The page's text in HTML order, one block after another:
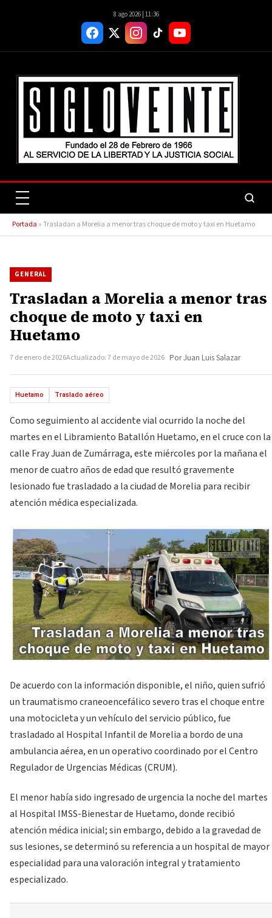
8 ago 2026 | 11:36
Portada »Trasladan a Morelia a menor tras choque de moto y taxi en Huetamo
GENERAL
Trasladan a Morelia a menor tras
choque de moto y taxi en
Huetamo
7 de enero de 2026Actualizado: 7 de mayo de 2026 Por Juan Luis Salazar
Huetamo Traslado aéreo
Como seguimiento al accidente vial ocurrido la noche del
martes en el Libramiento Batallón Huetamo, en el cruce con la
calle Fray Juan de Zumárraga, este miércoles por la mañana el
menor de cuatro años de edad que resultó gravemente
lesionado fue trasladado a la ciudad de Morelia para recibir
atención médica especializada.
De acuerdo con la información disponible, el niño, quien sufrió
un traumatismo craneoencefálico severo tras el choque entre
una motocicleta y un vehículo del servicio público, fue
trasladado al Hospital Infantil de Morelia a bordo de una
ambulancia aérea, en un operativo coordinado por el Centro
Regulador de Urgencias Médicas (CRUM).
El menor había sido ingresado de urgencia la noche del martes
al Hospital IMSS-Bienestar de Huetamo, donde recibió
atención médica inicial; sin embargo, debido a la gravedad de
sus lesiones, se determinó su referencia a un hospital de mayor
especialidad para una valoración integral y tratamiento
especializado.